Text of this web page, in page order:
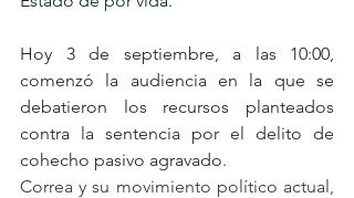
Hoy 3 de septiembre, a las 10:00,
comenzó la audiencia en la que se
debatieron los recursos planteados
contra la sentencia por el delito de
cohecho pasivo agravado.
Correa y su movimiento político actual,